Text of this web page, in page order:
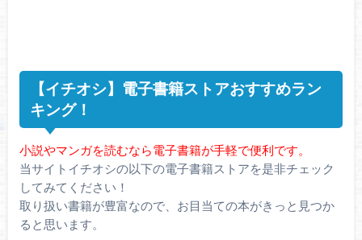
【イチオシ】電子書籍ストアおすすめラン
キング！
小説やマンガを読むなら電子書籍が手軽で便利です。
当サイトイチオシの以下の電子書籍ストアを是非チェック
してみてください！
取り扱い書籍が豊富なので、お目当ての本がきっと見つか
ると思います。